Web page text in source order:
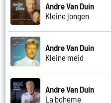
Andre Van Duin
Kleine jongen
Andre Van Duin
Kleine meid
Andre Van Duin
La boheme